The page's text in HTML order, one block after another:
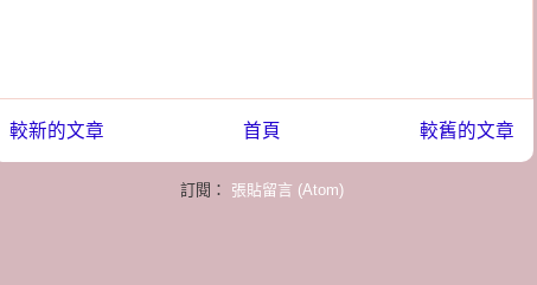
較新的文章 較舊的文章
首頁
訂閱： 張貼留言 (Atom)